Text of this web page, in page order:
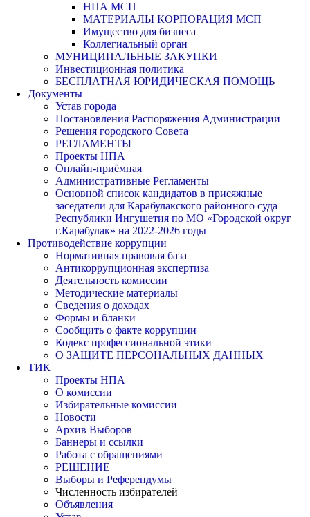
НПА МСП
МАТЕРИАЛЫ КОРПОРАЦИЯ МСП
Имущество для бизнеса
Коллегиальный орган
МУНИЦИПАЛЬНЫЕ ЗАКУПКИ
Инвестиционная политика
БЕСПЛАТНАЯ ЮРИДИЧЕСКАЯ ПОМОЩЬ
Документы
Устав города
Постановления Распоряжения Администрации
Решения городского Совета
РЕГЛАМЕНТЫ
Проекты НПА
Онлайн-приёмная
Административные Регламенты
Основной список кандидатов в присяжные
заседатели для Карабулакского районного суда
Республики Ингушетия по МО «Городской округ
г.Карабулак» на 2022-2026 годы
Противодействие коррупции
Нормативная правовая база
Антикоррупционная экспертиза
Деятельность комиссии
Методические материалы
Сведения о доходах
Формы и бланки
Сообщить о факте коррупции
Кодекс профессиональной этики
О ЗАЩИТЕ ПЕРСОНАЛЬНЫХ ДАННЫХ
ТИК
Проекты НПА
О комиссии
Избирательные комиссии
Новости
Архив Выборов
Баннеры и ссылки
Работа с обращениями
РЕШЕНИЕ
Выборы и Референдумы
Численность избирателей
Объявления